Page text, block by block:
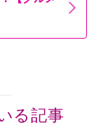
る記事